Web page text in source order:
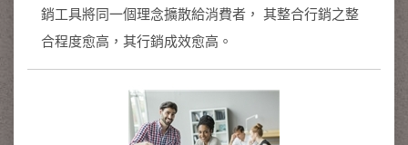
銷工具將同一個理念擴散給消費者， 其整合行銷之整
合程度愈高，其行銷成效愈高。